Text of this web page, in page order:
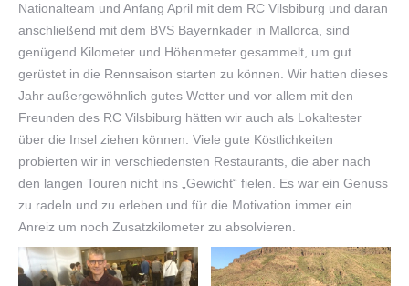
Nationalteam und Anfang April mit dem RC Vilsbiburg und daran
anschließend mit dem BVS Bayernkader in Mallorca, sind
genügend Kilometer und Höhenmeter gesammelt, um gut
gerüstet in die Rennsaison starten zu können. Wir hatten dieses
Jahr außergewöhnlich gutes Wetter und vor allem mit den
Freunden des RC Vilsbiburg hätten wir auch als Lokaltester
über die Insel ziehen können. Viele gute Köstlichkeiten
probierten wir in verschiedensten Restaurants, die aber nach
den langen Touren nicht ins „Gewicht“ fielen. Es war ein Genuss
zu radeln und zu erleben und für die Motivation immer ein
Anreiz um noch Zusatzkilometer zu absolvieren.